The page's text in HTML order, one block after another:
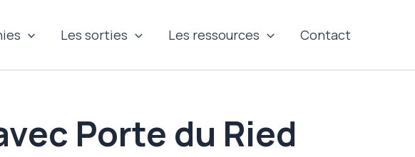
Les sorties Les ressources Contact
Porte du Ried